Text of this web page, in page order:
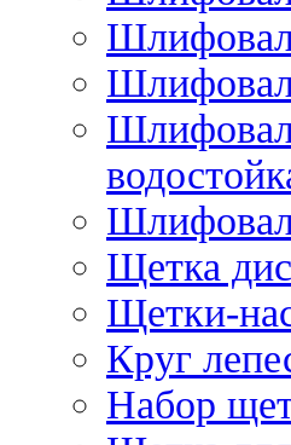
Щетка
Щетки-
Круг
Набор